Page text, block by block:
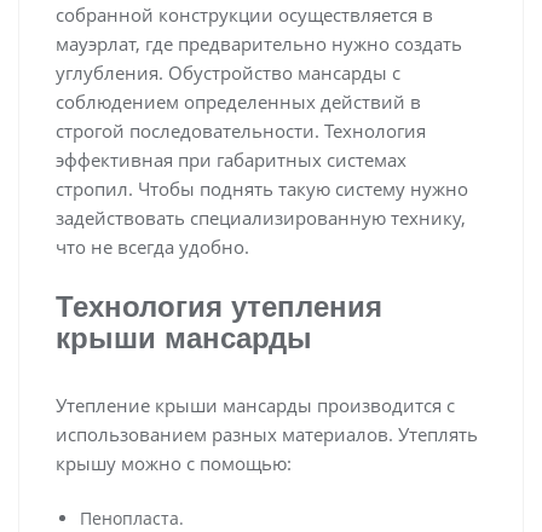
собранной конструкции осуществляется в
мауэрлат, где предварительно нужно создать
углубления. Обустройство мансарды с
соблюдением определенных действий в
строгой последовательности. Технология
эффективная при габаритных системах
стропил. Чтобы поднять такую систему нужно
задействовать специализированную технику,
что не всегда удобно.
Технология утепления
крыши мансарды
Утепление крыши мансарды производится с
использованием разных материалов. Утеплять
крышу можно с помощью:
Пенопласта.